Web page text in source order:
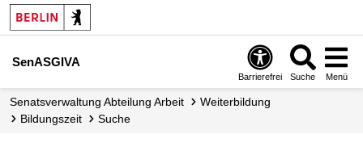
SenASGIVA
Barrierefrei Suche Menü
Senats­verwaltung Abteilung Arbeit
Weiterbildung
Bildungszeit
Suche